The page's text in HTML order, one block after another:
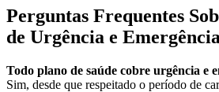
Perguntas Frequentes
de Urgência e Emergência
Todo plano de saúde cobre urgência e
Sim, desde que respeitado o período de